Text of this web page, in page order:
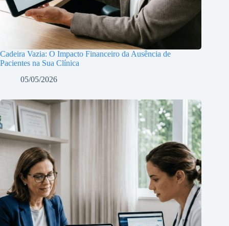
Cadeira Vazia: O Impacto Financeiro da Ausência de
Pacientes na Sua Clínica
05/05/2026